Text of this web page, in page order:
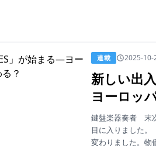
連載 2025-10-
新しい出
ヨーロッ
鍵盤楽器奏者 末
目に入りました
変わりました。物